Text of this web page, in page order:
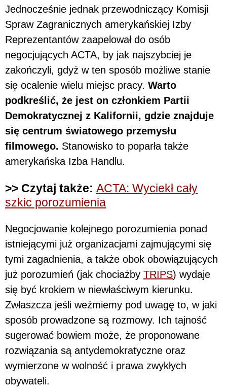
Jednocześnie jednak przewodniczący Komisji
Spraw Zagranicznych amerykańskiej Izby
Reprezentantów zaapelował do osób
negocjujących ACTA, by jak najszybciej je
zakończyli, gdyż w ten sposób możliwe stanie
się ocalenie wielu miejsc pracy. Warto
podkreślić, że jest on członkiem Partii
Demokratycznej z Kalifornii, gdzie znajduje
się centrum światowego przemysłu
filmowego. Stanowisko to poparła także
amerykańska Izba Handlu.
>> Czytaj także: ACTA: Wyciekł cały
szkic porozumienia
Negocjowanie kolejnego porozumienia ponad
istniejącymi już organizacjami zajmującymi się
tymi zagadnienia, a także obok obowiązujących
już porozumień (jak chociażby TRIPS) wydaje
się być krokiem w niewłaściwym kierunku.
Zwłaszcza jeśli weźmiemy pod uwagę to, w jaki
sposób prowadzone są rozmowy. Ich tajność
sugerować bowiem może, że proponowane
rozwiązania są antydemokratyczne oraz
wymierzone w wolność i prawa zwykłych
obywateli.